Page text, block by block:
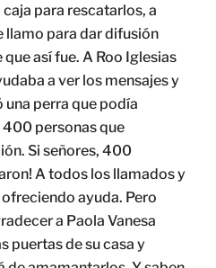
para rescatarlos, a
llamo para dar difusión
así fue. A Roo Iglesias
a ver los mensajes y
una perra que podía
personas que
Si señores, 400
A todos los llamados y
ayuda. Pero
a Paola Vanesa
puertas de su casa y